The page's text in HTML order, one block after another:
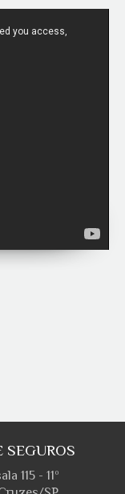
SEGUROS
115 - 11º